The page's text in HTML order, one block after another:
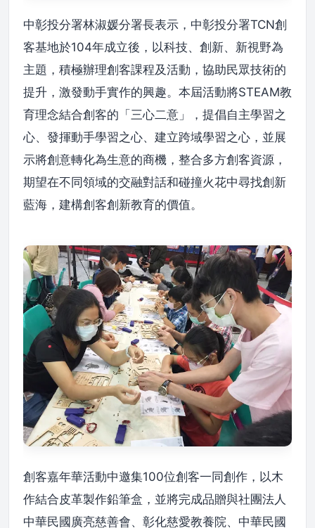
中彰投分署林淑媛分署長表示，中彰投分署TCN創
客基地於104年成立後，以科技、創新、新視野為
主題，積極辦理創客課程及活動，協助民眾技術的
提升，激發動手實作的興趣。本屆活動將STEAM教
育理念結合創客的「三心二意」，提倡自主學習之
心、發揮動手學習之心、建立跨域學習之心，並展
示將創意轉化為生意的商機，整合多方創客資源，
期望在不同領域的交融對話和碰撞火花中尋找創新
藍海，建構創客創新教育的價值。
創客嘉年華活動中邀集100位創客一同創作，以木
作結合皮革製作鉛筆盒，並將完成品贈與社團法人
中華民國廣亮慈善會、彰化慈愛教養院、中華民國